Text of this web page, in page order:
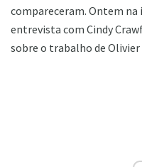
compareceram. Ontem na
entrevista com Cindy
sobre o trabalho de Olivier